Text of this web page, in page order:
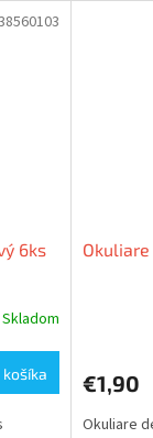
6ks
Skladom
košíka €1,90
Okuliare